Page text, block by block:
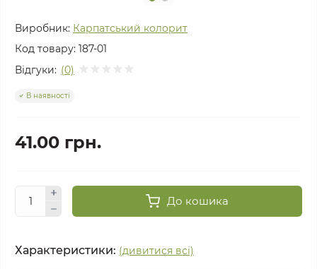
Виробник: Карпатський колорит
Код товару: 187-01
Відгуки: (0)
В наявності
41.00 грн.
До кошика
Характеристики: (дивитися всі)